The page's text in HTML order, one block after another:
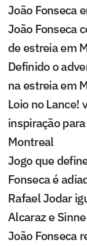
João Fonseca
João Fonseca
de estreia em
Definido o
na estreia em
Loio no Lance!
inspiração
Montreal
Jogo que
Fonseca é
Rafael Jodar
Alcaraz e
João Fonseca